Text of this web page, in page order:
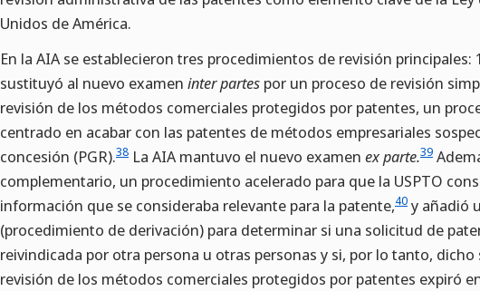
Unidos de América.
En la AIA se establecieron tres procedimientos de revisión principales:
sustituyó al nuevo examen inter partes por un proceso de revisión
revisión de los métodos comerciales protegidos por patentes, un
centrado en acabar con las patentes de métodos empresariales
concesión (PGR).38 La AIA mantuvo el nuevo examen ex parte.39
complementario, un procedimiento acelerado para que la USPTO
información que se consideraba relevante para la patente,40 y añadió
(procedimiento de derivación) para determinar si una solicitud de
reivindicada por otra persona u otras personas y si, por lo tanto,
revisión de los métodos comerciales protegidos por patentes expiró